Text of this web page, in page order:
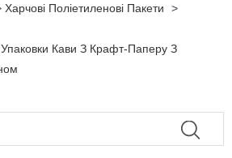
Харчові Поліетиленові Пакети
>
Кави З Крафт-Паперу З